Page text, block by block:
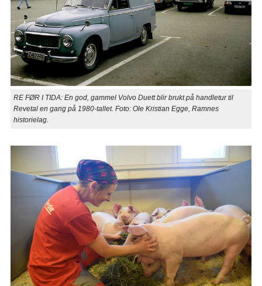
RE FØR I TIDA: En god, gammel Volvo Duett blir brukt på handletur til
Revetal en gang på 1980-tallet. Foto: Ole Kristian Egge, Ramnes
historielag.